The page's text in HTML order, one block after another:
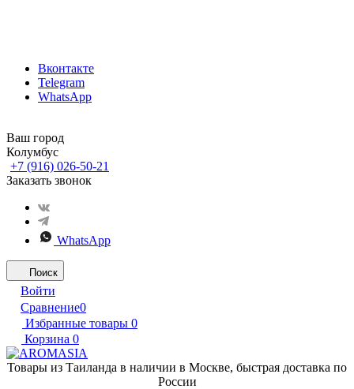
Вконтакте
Telegram
WhatsApp
Ваш город
Колумбус
+7 (916) 026-50-21
Заказать звонок
WhatsApp
Поиск
Войти
Сравнение0
Избранные товары 0
Корзина 0
Товары из Таиланда в наличии в Москве, быстрая доставка по
России